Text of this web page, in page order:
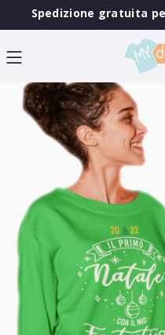
Spedizione gratuita